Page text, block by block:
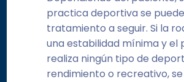
practica deportiva se
tratamiento a seguir. Si la
una estabilidad mínima y el
realiza ningún tipo de
rendimiento o recreativo,